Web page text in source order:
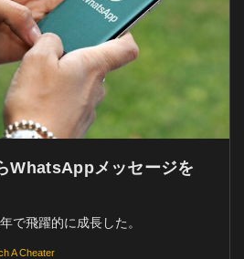
WhatsAppメッセージを
で飛躍的に成長した。
A Cheater